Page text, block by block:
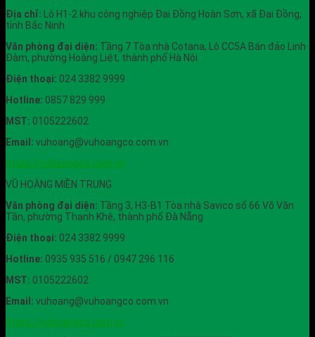
Địa chỉ: Lô H1-2 khu công nghiệp Đại Đồng Hoàn Sơn, xã Đại Đồng,
tỉnh Bắc Ninh
Văn phòng đại diện: Tầng 7 Tòa nhà Cotana, Lô CC5A Bán đảo Linh
Đàm, phường Hoàng Liệt, thành phố Hà Nội
Điện thoại: 024 3382 9999
Hotline: 0857 829 999
MST: 0105222602
Email: vuhoang@vuhoangco.com.vn
https://vuhoangco.com.vn
VŨ HOÀNG MIỀN TRUNG
Văn phòng đại diện: Tầng 3, H3-B1 Tòa nhà Savico số 66 Võ Văn
Tần, phường Thanh Khê, thành phố Đà Nẵng
Điện thoại: 024 3382 9999
Hotline: 0935 935 516 / 0947 296 116
MST: 0105222602
Email: vuhoang@vuhoangco.com.vn
https://vuhoangco.com.vn